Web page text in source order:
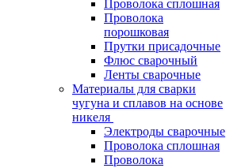
Проволока сплошная
Проволока
порошковая
Прутки присадочные
Флюс сварочный
Ленты сварочные
Материалы для сварки
чугуна и сплавов на основе
никеля
Электроды сварочные
Проволока сплошная
Проволока